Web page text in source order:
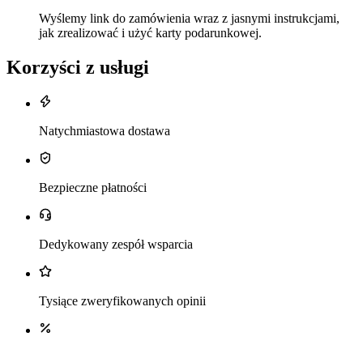
Wyślemy link do zamówienia wraz z jasnymi instrukcjami,
jak zrealizować i użyć karty podarunkowej.
Korzyści z usługi
Natychmiastowa dostawa
Bezpieczne płatności
Dedykowany zespół wsparcia
Tysiące zweryfikowanych opinii